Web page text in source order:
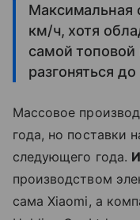
Максимальная
км/ч, хотя
самой топовой
разгоняться
Массовое
года, но поставки
следующего года.
производством
сама Xiaomi, а